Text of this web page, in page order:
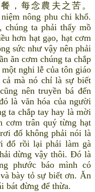
，每念農夫之苦。
nông phu chi khổ.
chúng ta phải thấy mồ
hơn hạt gạo, hạt cơm
sức như vậy nên phải
ăn cơm chúng ta chắp
nghi lễ của tôn giáo
mà nó chỉ là sự biết
nên truyền bá đến
là văn hóa của người
ta chắp tay hay là mời
cơm trân quý từng hạt
đổ không phải nói là
đổ rồi lại phải làm gà
dừng vậy thôi. Đó là
phước báo mình có
bày tỏ sự biết ơn. Ăn
bát đừng để thừa.